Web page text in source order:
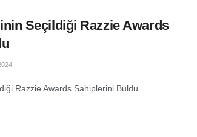
Seçildiği Razzie Awards
Razzie Awards Sahiplerini Buldu